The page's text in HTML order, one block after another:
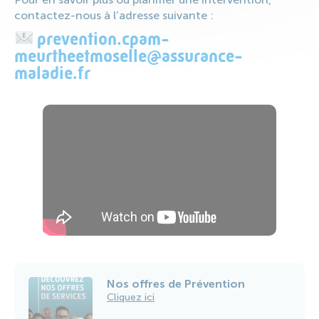
contactez-nous à l’adresse suivante :
prevention.cpam-
meurtheetmoselle@assurance-
maladie.fr
Nos offres de Prévention
Cliquez ici